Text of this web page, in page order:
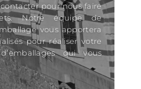
contacter pour nous faire
Notre équipe de
vous apportera
pour réaliser votre
qui vous